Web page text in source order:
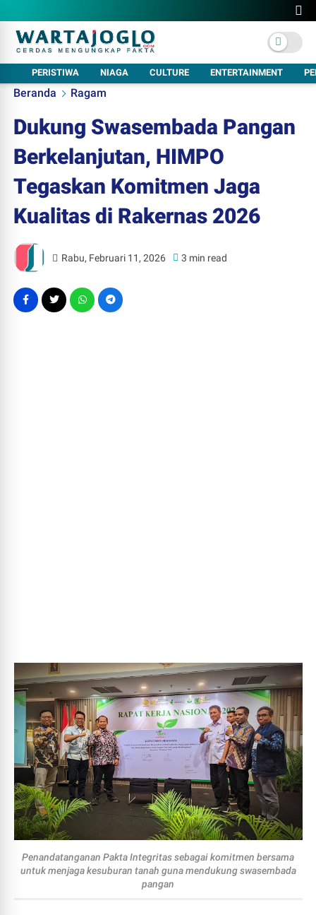
PERISTIWA NIAGA CULTURE ENTERTAINMENT
Beranda Ragam
Dukung Swasembada Pangan
Berkelanjutan, HIMPO
Tegaskan Komitmen Jaga
Kualitas di Rakernas 2026
Rabu, Februari 11, 2026 3 min read
Penandatanganan Pakta Integritas sebagai komitmen bersama
untuk menjaga kesuburan tanah guna mendukung swasembada
pangan